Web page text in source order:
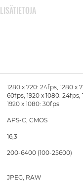
LISÄTIETOJA
1280 x 720: 24fps, 1280 x
60fps, 1920 x 1080: 24fps,
1920 x 1080: 30fps
APS-C, CMOS
16,3
200-6400 (100-25600)
JPEG, RAW